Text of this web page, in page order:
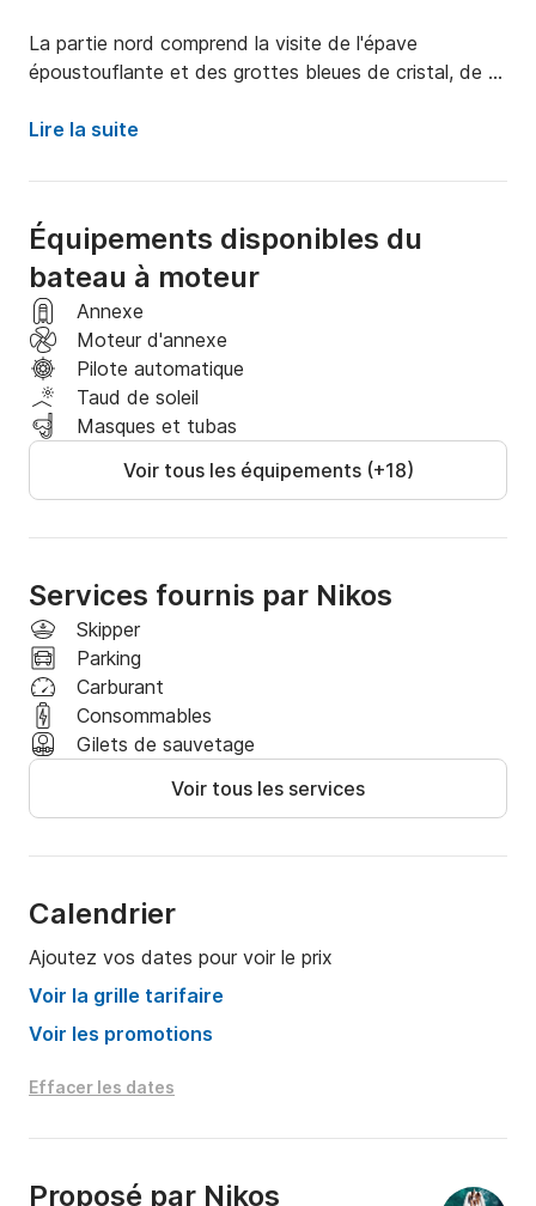
La partie nord comprend la visite de l'épave
époustouflante et des grottes bleues de cristal, de
aux tortues), des grottes de Keri, des myzithres et
l'observation des
tortues !
Réservez une place et envoyez-nous un SMS
indiquant les excursions que vous souhaitez faire
Lire la suite
Équipements disponibles du
bateau à moteur
Annexe
Moteur d'annexe
Pilote automatique
Taud de soleil
Masques et tubas
Voir tous les équipements (+18)
Services fournis par Nikos
Skipper
Parking
Carburant
Consommables
Gilets de sauvetage
Voir tous les services
Calendrier
Ajoutez vos dates pour voir le prix
Voir la grille tarifaire
Voir les promotions
Effacer les dates
Proposé par Nikos